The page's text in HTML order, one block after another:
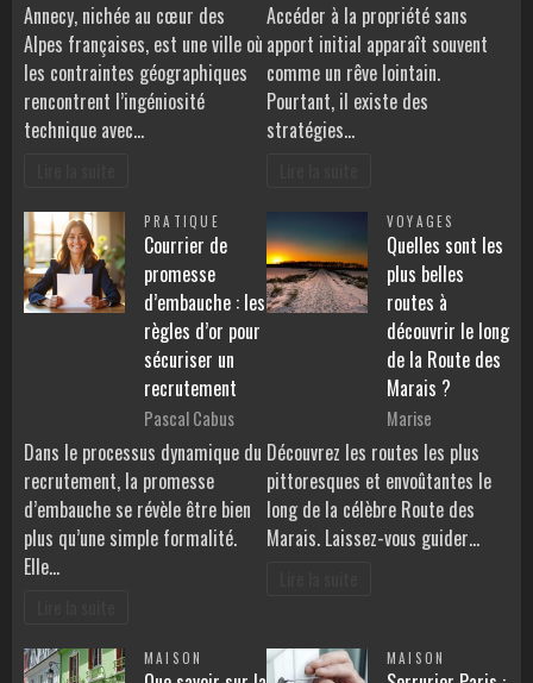
Annecy, nichée au cœur des
Alpes françaises, est une ville où
les contraintes géographiques
rencontrent l’ingéniosité
technique avec…
Accéder à la propriété sans
apport initial apparaît souvent
comme un rêve lointain.
Pourtant, il existe des
stratégies…
PRATIQUE
Courrier de
promesse
d’embauche : les
règles d’or pour
sécuriser un
recrutement
Pascal Cabus
Dans le processus dynamique du
recrutement, la promesse
d’embauche se révèle être bien
plus qu’une simple formalité.
Elle…
VOYAGES
Quelles sont les
plus belles
routes à
découvrir le long
de la Route des
Marais ?
Marise
Découvrez les routes les plus
pittoresques et envoûtantes le
long de la célèbre Route des
Marais. Laissez-vous guider…
MAISON MAISON